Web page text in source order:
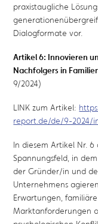
praxistaugliche
Dialogformate vor.
Artikel 6: Innovieren
Nachfolgers in
9/2024)
LINK zum Artikel:
report.de/de/9-2024/
In diesem Artikel Nr.
Spannungsfeld, in
der Gründer/in und
Unternehmens
Erwartungen,
Marktanforderungen